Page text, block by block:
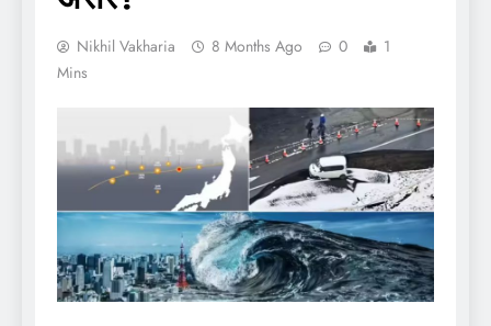
Nikhil Vakharia 8 Months Ago 0
1
Mins